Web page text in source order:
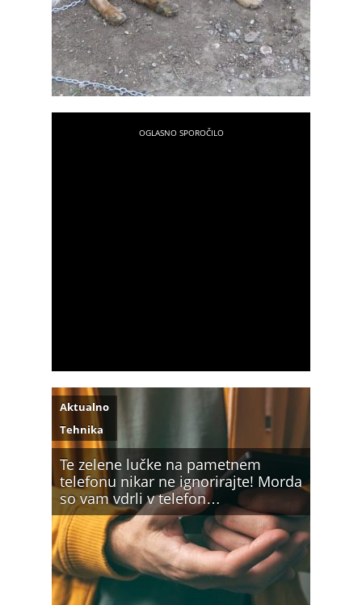
Te zelene lučke na pametnem
telefonu nikar ne ignorirajte! Morda
so vam vdrli v telefon…
Aktualno
Tehnika